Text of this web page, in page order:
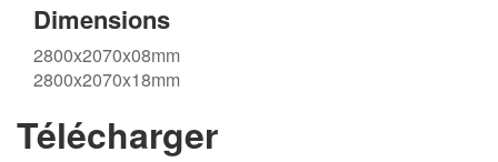
Dimensions
2800x2070x08mm
2800x2070x18mm
Télécharger